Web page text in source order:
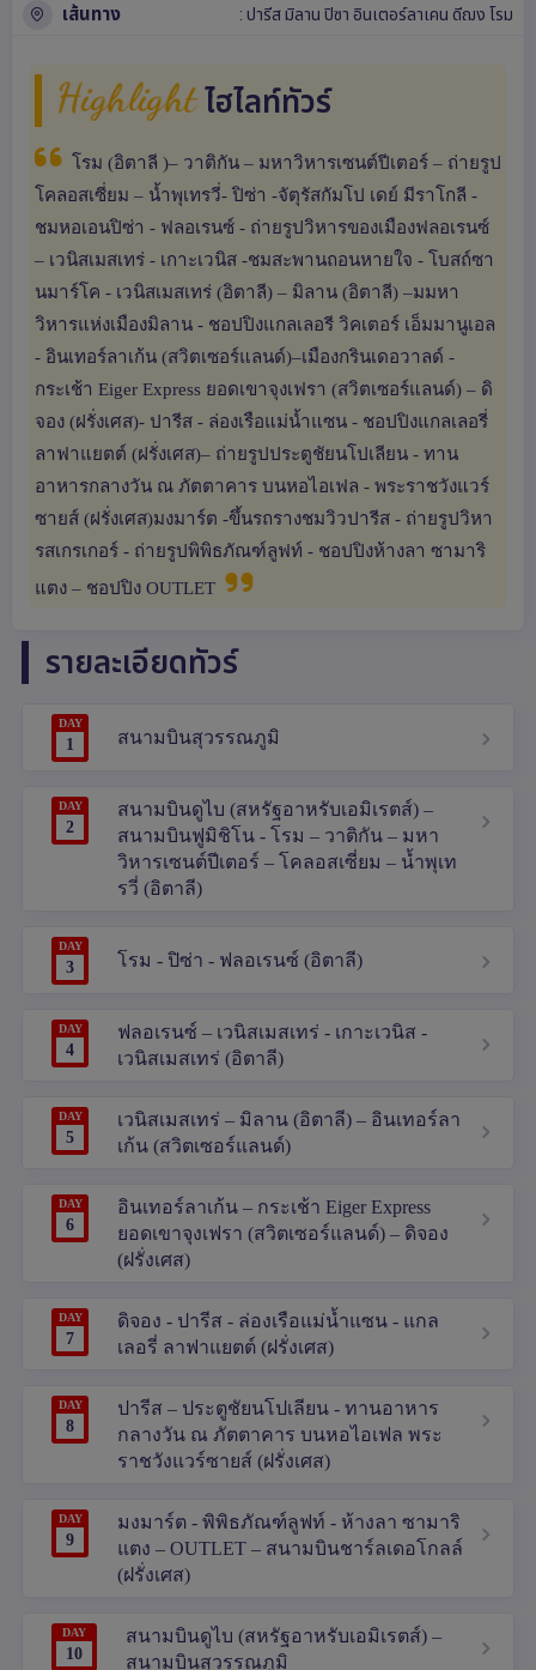
เส้นทาง : ปารีส มิลาน ปิซา อินเตอร์ลาเคน ดีฌง โรม
Highlight ไฮไลท์ทัวร์
โรม (อิตาลี )– วาติกัน – มหาวิหารเซนต์ปีเตอร์ – ถ่ายรูป
โคลอสเซี่ยม – น้ำพุเทรวี่- ปิซ่า -จัตุรัสกัมโป เดย์ มีราโกลี -
ชมหอเอนปิซ่า - ฟลอเรนซ์ - ถ่ายรูปวิหารของเมืองฟลอเรนซ์
– เวนิสเมสเทร่ - เกาะเวนิส -ชมสะพานถอนหายใจ - โบสถ์ซา
นมาร์โค - เวนิสเมสเทร่ (อิตาลี) – มิลาน (อิตาลี) –มมหา
วิหารแห่งเมืองมิลาน - ชอปปิงแกลเลอรี วิคเตอร์ เอ็มมานูเอล
- อินเทอร์ลาเก้น (สวิตเซอร์แลนด์)–เมืองกรินเดอวาลด์ -
กระเช้า Eiger Express ยอดเขาจุงเฟรา (สวิตเซอร์แลนด์) – ดิ
จอง (ฝรั่งเศส)- ปารีส - ล่องเรือแม่น้ำแซน - ชอปปิงแกลเลอรี่
ลาฟาแยตต์ (ฝรั่งเศส)– ถ่ายรูปประตูชัยนโปเลียน - ทาน
อาหารกลางวัน ณ ภัตตาคาร บนหอไอเฟล - พระราชวังแวร์
ซายส์ (ฝรั่งเศส)มงมาร์ต -ขึ้นรถรางชมวิวปารีส - ถ่ายรูปวิหา
รสเกรเกอร์ - ถ่ายรูปพิพิธภัณฑ์ลูฟท์ - ชอปปิงห้างลา ซามาริ
แตง – ชอปปิง OUTLET
รายละเอียดทัวร์
DAY
1 สนามบินสุวรรณภูมิ
DAY
2
สนามบินดูไบ (สหรัฐอาหรับเอมิเรตส์) –
สนามบินฟูมิชิโน - โรม – วาติกัน – มหา
วิหารเซนต์ปีเตอร์ – โคลอสเซี่ยม – น้ำพุเท
รวี่ (อิตาลี)
DAY
3 โรม - ปิซ่า - ฟลอเรนซ์ (อิตาลี)
DAY
4
ฟลอเรนซ์ – เวนิสเมสเทร่ - เกาะเวนิส -
เวนิสเมสเทร่ (อิตาลี)
DAY
5
เวนิสเมสเทร่ – มิลาน (อิตาลี) – อินเทอร์ลา
เก้น (สวิตเซอร์แลนด์)
DAY
6
อินเทอร์ลาเก้น – กระเช้า Eiger Express
ยอดเขาจุงเฟรา (สวิตเซอร์แลนด์) – ดิจอง
(ฝรั่งเศส)
DAY
7
ดิจอง - ปารีส - ล่องเรือแม่น้ำแซน - แกล
เลอรี่ ลาฟาแยตต์ (ฝรั่งเศส)
DAY
8
ปารีส – ประตูชัยนโปเลียน - ทานอาหาร
กลางวัน ณ ภัตตาคาร บนหอไอเฟล พระ
ราชวังแวร์ซายส์ (ฝรั่งเศส)
DAY
9
มงมาร์ต - พิพิธภัณฑ์ลูฟท์ - ห้างลา ซามาริ
แตง – OUTLET – สนามบินชาร์ลเดอโกลล์
(ฝรั่งเศส)
DAY
10
สนามบินดูไบ (สหรัฐอาหรับเอมิเรตส์) –
สนามบินสุวรรณภูมิ